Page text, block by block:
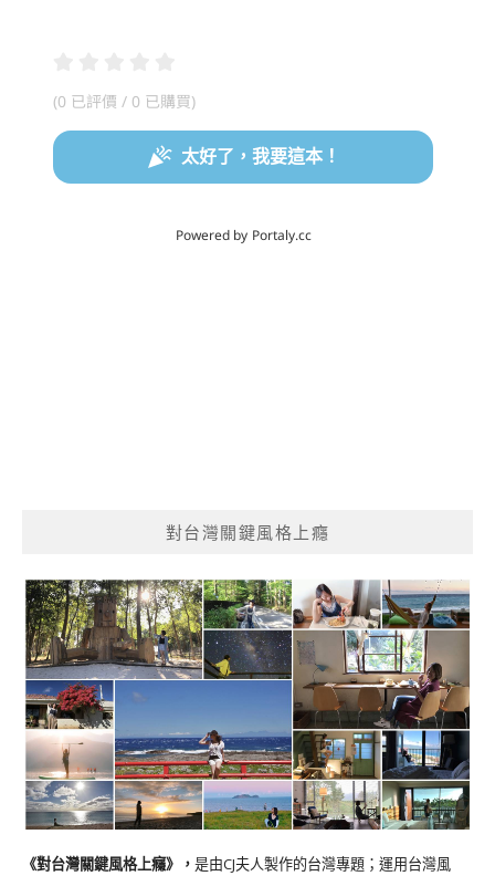
對台灣關鍵風格上癮
《對台灣關鍵風格上癮》 ， 是由CJ夫人製作的台灣專題；運用台灣風